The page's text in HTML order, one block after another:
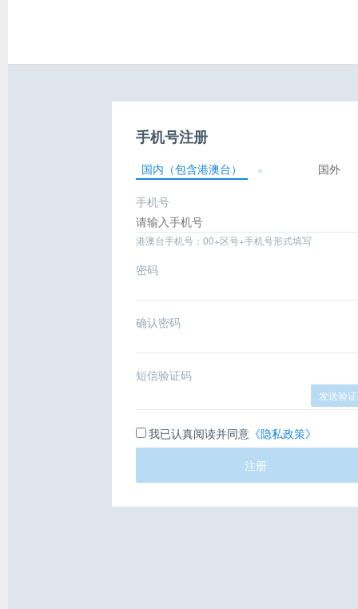
手机号注册
国内（包含港澳台） 国外
手机号
港澳台手机号：00+区号+手机号形式填写
密码
确认密码
短信验证码
发送验
我已认真阅读并同意 《隐私政策》
注册